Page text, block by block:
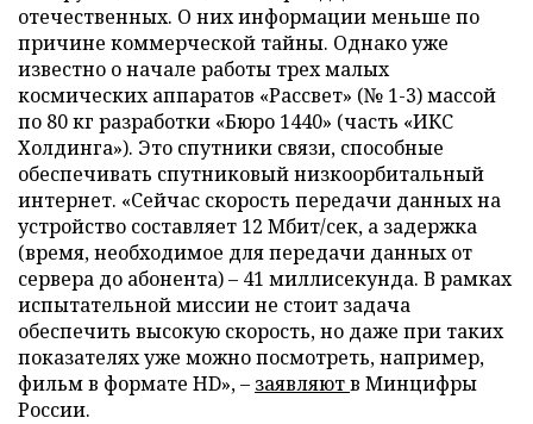
отечественных. О них информации меньше по
причине коммерческой тайны. Однако уже
известно о начале работы трех малых
космических аппаратов «Рассвет» (№ 1-3) массой
по 80 кг разработки «Бюро 1440» (часть «ИКС
Холдинга»). Это спутники связи, способные
обеспечивать спутниковый низкоорбитальный
интернет. «Сейчас скорость передачи данных на
устройство составляет 12 Мбит/сек, а задержка
(время, необходимое для передачи данных от
сервера до абонента) – 41 миллисекунда. В рамках
испытательной миссии не стоит задача
обеспечить высокую скорость, но даже при таких
показателях уже можно посмотреть, например,
фильм в формате HD», – заявляютв Минцифры
России.